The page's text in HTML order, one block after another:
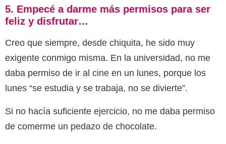
5. Empecé a darme más permisos para ser
feliz y disfrutar…
Creo que siempre, desde chiquita, he sido muy
exigente conmigo misma. En la universidad, no me
daba permiso de ir al cine en un lunes, porque los
lunes “se estudia y se trabaja, no se divierte”.
Si no hacía suficiente ejercicio, no me daba permiso
de comerme un pedazo de chocolate.